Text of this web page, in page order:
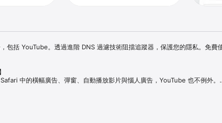
包括 YouTube。透過進階 DNS 過濾技術阻擋追蹤器，保護您的隱私。免費
中的橫幅廣告、彈窗、自動播放影片與惱人廣告，YouTube 也不例外。
動的隱藏追蹤腳本與數位指紋。